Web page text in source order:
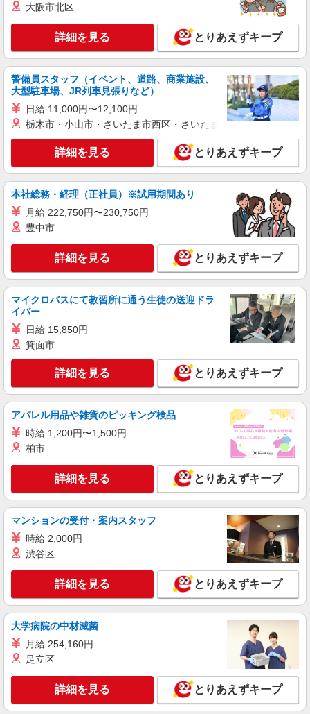
通費全額＋残業代一分単位 ※時給1,550円×実働7
時間30分×22日勤務の場合。お時給は一例です。
ご経験により異なります。
104-8130 東京都中央区銀座3-6-1 松屋銀座1F
キープ 詳細を見る
紹介予定派遣
株式会社シーエーセールススタッフ/tkYU41625a
雑貨販売
時給1500円〜1600円 ご経験に応じて優遇しま
す
104-0061東京都中央区銀座6丁目10-1
GINZASIX4F
キープ 詳細を見る
株式会社シーエーセールススタッフ/tkYU37482a
雑貨販売
時給1500円〜1540円 【月給例】時給1500円
実働7.5H×21日勤務の場合「236,250円」※月収例
は一例です。ご経験により異なります。
〒103-8265 東京都中央区日本橋2丁目4-1 日
キープ 詳細を見る
派遣社員
株式会社シーエーセールススタッフ/tkYU40809c
コスメ販売
収例は一例です。ご経験により異なります。
〒104-0061 東京都中央区銀座6丁目8－17 1F
キープ 詳細を見る
派遣社員
株式会社シーエーセールススタッフ/tkYH37479a
雑貨販売
時給1500円〜1550円 ■月給例【23万円〜26万
円】 ■22日間勤務の場合＝247,500円（内訳：時
給1500円×実働7時間30分×22日） ＋残業代
（1.25倍：1分単位で支給） ※時給は経験により
変動します。
キープ 詳細を見る
株式会社シーエーセールススタッフ/tkAK15975b
雑貨販売
大阪市北区
詳細を見る とりあえずキープ
警備員スタッフ（イベント、道路、商業施設、
大型駐車場、JR列車見張りなど）
日給 11,000円〜12,100円
栃木市・小山市・さいたま市西区・さいたま市岩槻区・久喜市・
詳細を見る とりあえずキープ
本社総務・経理（正社員）※試用期間あり
月給 222,750円〜230,750円
豊中市
詳細を見る とりあえずキープ
マイクロバスにて教習所に通う生徒の送迎ドラ
イバー
日給 15,850円
箕面市
詳細を見る とりあえずキープ
アパレル用品や雑貨のピッキング検品
時給 1,200円〜1,500円
柏市
詳細を見る とりあえずキープ
マンションの受付・案内スタッフ
時給 2,000円
渋谷区
詳細を見る とりあえずキープ
大学病院の中材滅菌
月給 254,160円
足立区
詳細を見る とりあえずキープ